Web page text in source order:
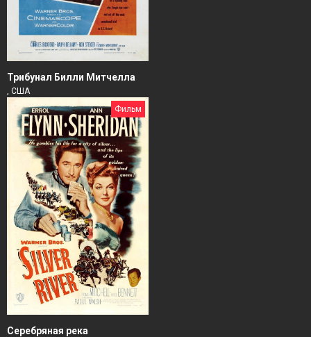
Трибунал Билли Митчелла
, США
Фильм
Серебряная река